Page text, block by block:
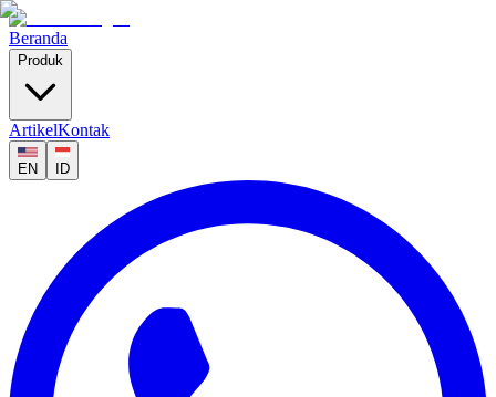
Beranda
Produk
ArtikelKontak
EN ID